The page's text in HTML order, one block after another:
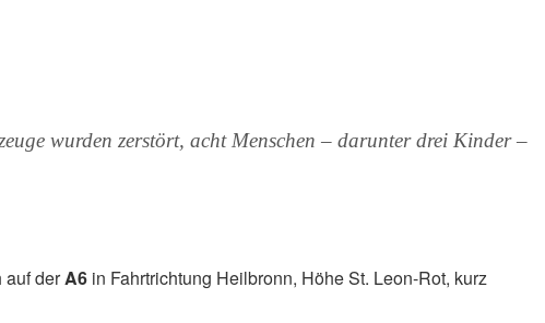
wurden zerstört, acht Menschen – darunter drei Kinder –
auf derA6 in Fahrtrichtung Heilbronn, Höhe St. Leon-Rot, kurz